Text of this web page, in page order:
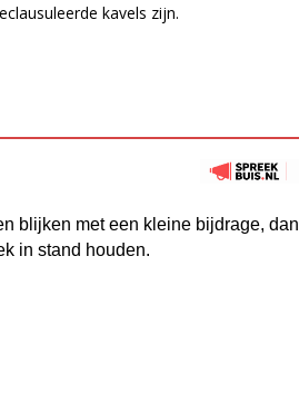
kavels zijn.
blijken met een kleine bijdrage, dan
in stand houden.